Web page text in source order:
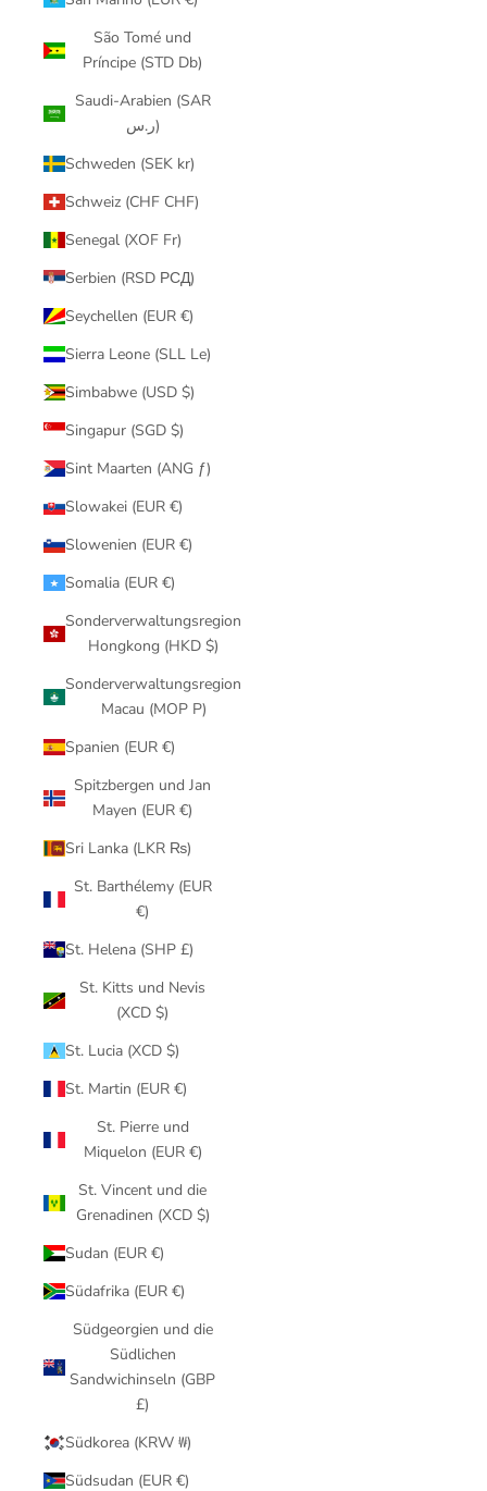
São Tomé und
Príncipe (STD Db)
Saudi-Arabien (SAR
ر.س)
Schweden (SEK kr)
Schweiz (CHF CHF)
Senegal (XOF Fr)
Serbien (RSD РСД)
Seychellen (EUR €)
Sierra Leone (SLL Le)
Simbabwe (USD $)
Singapur (SGD $)
Sint Maarten (ANG ƒ)
Slowakei (EUR €)
Slowenien (EUR €)
Somalia (EUR €)
Sonderverwaltungsregion
Hongkong (HKD $)
Sonderverwaltungsregion
Macau (MOP P)
Spanien (EUR €)
Spitzbergen und Jan
Mayen (EUR €)
Sri Lanka (LKR ₨)
St. Barthélemy (EUR
€)
St. Helena (SHP £)
St. Kitts und Nevis
(XCD $)
St. Lucia (XCD $)
St. Martin (EUR €)
St. Pierre und
Miquelon (EUR €)
St. Vincent und die
Grenadinen (XCD $)
Sudan (EUR €)
Südafrika (EUR €)
Südgeorgien und die
Südlichen
Sandwichinseln (GBP
£)
Südkorea (KRW ₩)
Südsudan (EUR €)